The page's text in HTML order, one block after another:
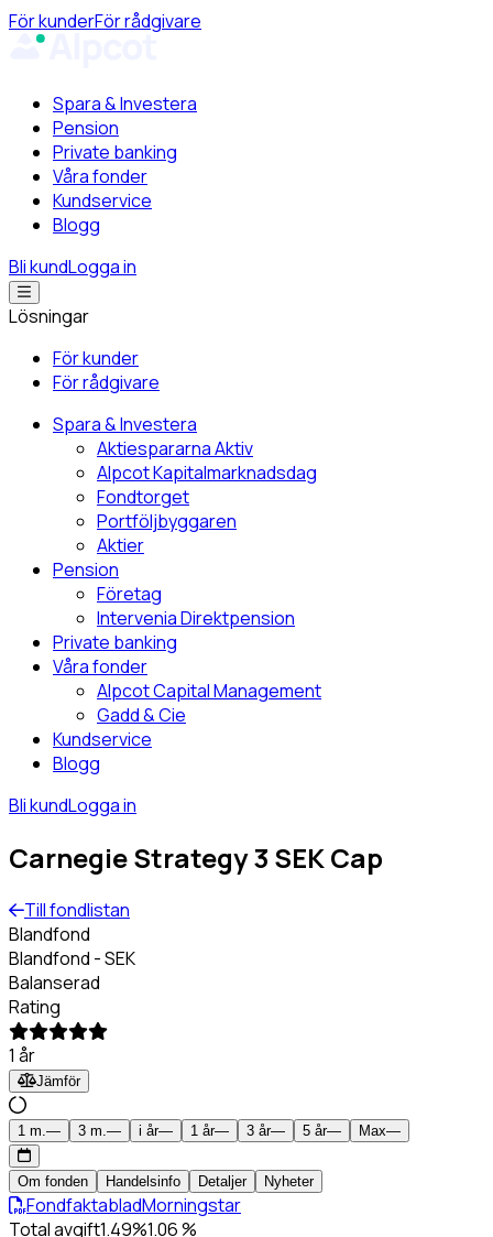
För kunderFör rådgivare
Spara & Investera
Pension
Private banking
Våra fonder
Kundservice
Blogg
Bli kundLogga in
Lösningar
För kunder
För rådgivare
Spara & Investera
Aktiespararna Aktiv
Alpcot Kapitalmarknadsdag
Fondtorget
Portföljbyggaren
Aktier
Pension
Företag
Intervenia Direktpension
Private banking
Våra fonder
Alpcot Capital Management
Gadd & Cie
Kundservice
Blogg
Bli kundLogga in
Carnegie Strategy 3 SEK Cap
Till fondlistan
Blandfond
Blandfond - SEK
Balanserad
Rating
1 årLaddar avkastning
Jämför
1 m. — 3 m. — i år— 1 år— 3 år— 5 år— Max—
Om fonden Handelsinfo Detaljer Nyheter
FondfaktabladMorningstar
Total avgift1.49%1.06%